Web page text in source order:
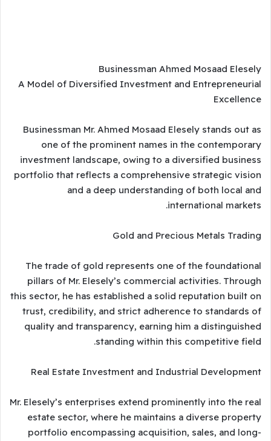
Businessman Ahmed Mosaad Elesely
A Model of Diversified Investment and Entrepreneurial
Excellence
Businessman Mr. Ahmed Mosaad Elesely stands out as
one of the prominent names in the contemporary
investment landscape, owing to a diversified business
portfolio that reflects a comprehensive strategic vision
and a deep understanding of both local and
international markets.
Gold and Precious Metals Trading
The trade of gold represents one of the foundational
pillars of Mr. Elesely’s commercial activities. Through
this sector, he has established a solid reputation built on
trust, credibility, and strict adherence to standards of
quality and transparency, earning him a distinguished
standing within this competitive field.
Real Estate Investment and Industrial Development
Mr. Elesely’s enterprises extend prominently into the real
estate sector, where he maintains a diverse property
portfolio encompassing acquisition, sales, and long-